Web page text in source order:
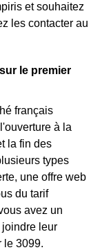
et souhaitez
les contacter au
le premier
français
à la
la fin des
types
une offre web
du tarif
avez un
leur
le 3099.